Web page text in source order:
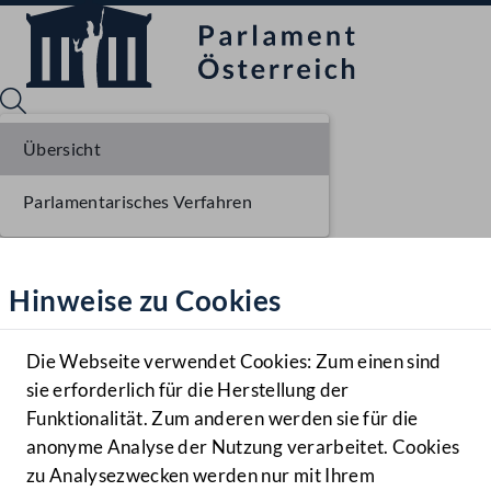
Hilfe
Benutzer
Navigationsmenü öffnen
MENÜ
Hinweise zu Cookies
Die Webseite verwendet Cookies: Zum einen sind
sie erforderlich für die Herstellung der
Funktionalität. Zum anderen werden sie für die
anonyme Analyse der Nutzung verarbeitet. Cookies
zu Analysezwecken werden nur mit Ihrem
Übersicht
Parlamentarisches Verfahren